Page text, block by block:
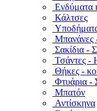
Ενδύματα
Κάλτσες
Μπανάνες
Σακίδια -
Τσάντες -
Θήκες -
Φτυάρια -
Μπατόν
Αντίσκηνα